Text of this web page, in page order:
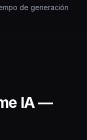
de generación
IA —